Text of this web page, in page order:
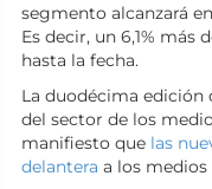
segmento alcanzará
Es decir, un 6,1%
hasta la fecha.
La duodécima edición
del sector de los
manifiesto que las
delantera a los medios